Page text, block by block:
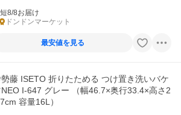
8/8お届け
ドンドンマーケット
最安値を見る
藤 ISETO 折りたためる つけ置き洗いバケ
NEO I-647 グレー （幅46.7×奥行33.4×高さ2
容量16L）